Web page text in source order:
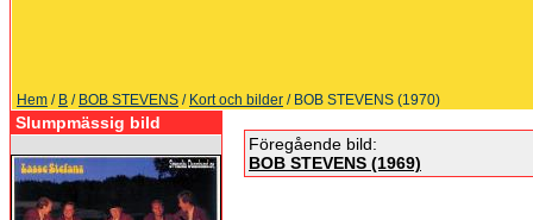
Hem / B / BOB STEVENS / Kort och bilder / BOB STEVENS (1970)
Slumpmässig bild
Föregående bild:
BOB STEVENS (1969)